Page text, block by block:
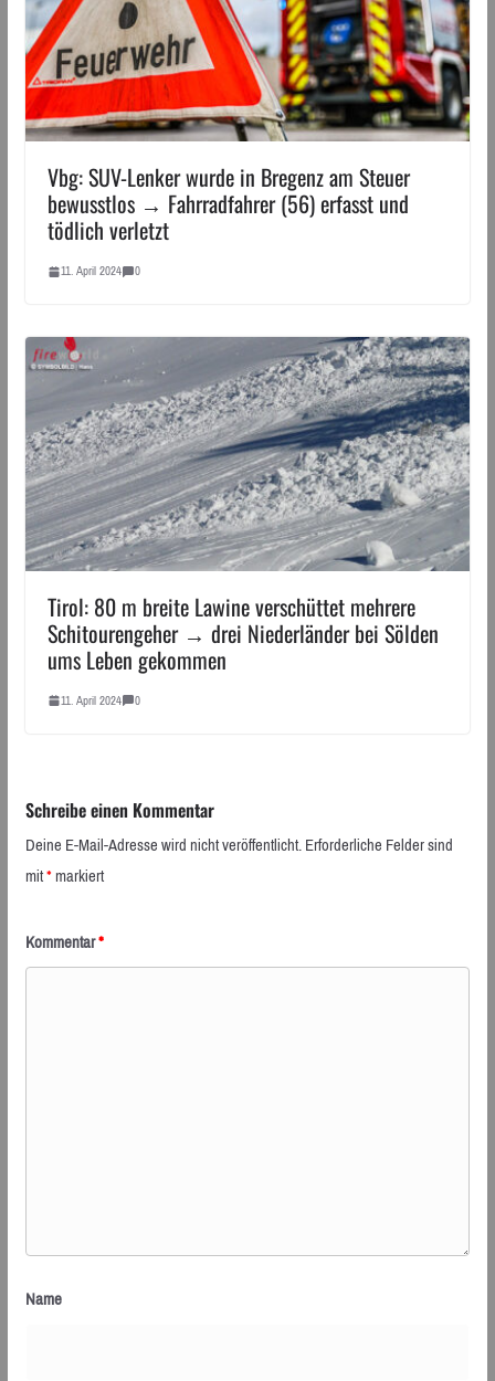
Vbg: SUV-Lenker wurde in Bregenz am Steuer
bewusstlos → Fahrradfahrer (56) erfasst und
tödlich verletzt
11. April 2024 0
Tirol: 80 m breite Lawine verschüttet mehrere
Schitourengeher → drei Niederländer bei Sölden
ums Leben gekommen
11. April 2024 0
Schreibe einen Kommentar
Deine E-Mail-Adresse wird nicht veröffentlicht.Erforderliche Felder sind
mit*markiert
Kommentar*
Name